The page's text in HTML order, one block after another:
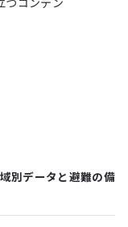
別データと避難の備